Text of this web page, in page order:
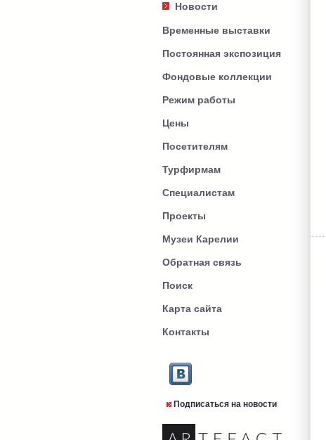
Новости
Временные выставки
Постоянная экспозиция
Фондовые коллекции
Режим работы
Цены
Посетителям
Турфирмам
Специалистам
Проекты
Музеи Карелии
Обратная связь
Поиск
Карта сайта
Контакты
Подписаться на новости